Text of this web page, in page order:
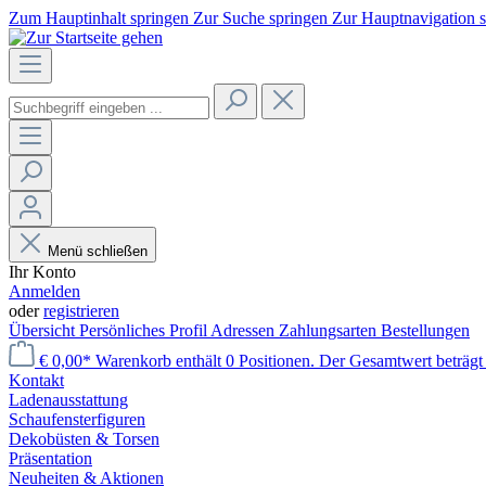
Zum Hauptinhalt springen Zur Suche springen Zur Hauptnavigation
Menü schließen
Ihr Konto
Anmelden
oderregistrieren
Übersicht Persönliches Profil Adressen Zahlungsarten Bestellungen
€ 0,00* Warenkorb enthält 0 Positionen. Der Gesamtwert
Kontakt
Laden­ausstattung
Schaufenster­figuren
Dekobüsten & Torsen
Präsentation
Neuheiten & Aktionen